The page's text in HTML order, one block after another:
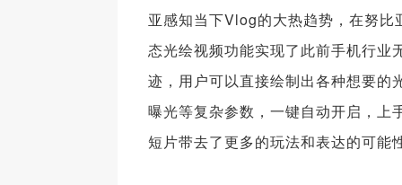
亚感知当下Vlog的大热趋势，在努
态光绘视频功能实现了此前手机行业
迹，用户可以直接绘制出各种想要
曝光等复杂参数，一键自动开启，上
短片带去了更多的玩法和表达的可能